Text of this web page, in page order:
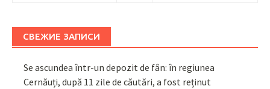
СВЕЖИЕ ЗАПИСИ
Se ascundea într-un depozit de fân: în regiunea
Cernăuți, după 11 zile de căutări, a fost reținut